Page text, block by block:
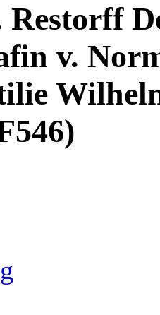
Restorff
v.